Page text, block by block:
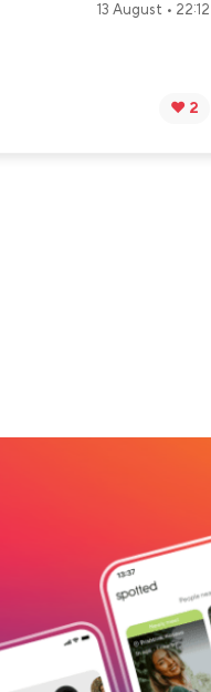
13 August • 22:12
❤️ 2